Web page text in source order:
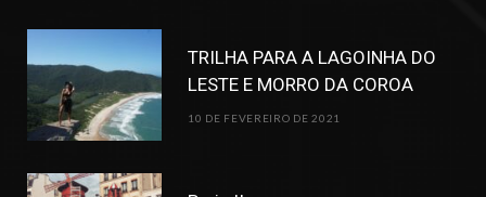
TRILHA PARA A LAGOINHA DO
LESTE E MORRO DA COROA
10 DE FEVEREIRO DE 2021